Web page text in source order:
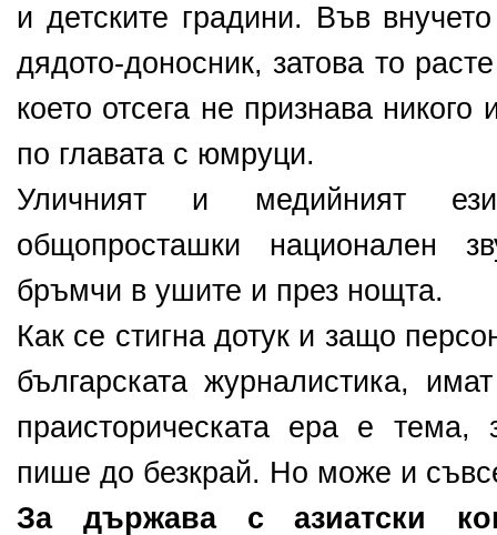
и детските градини. Във
дядото-доносник, затова то
което отсега не признава никого
по главата с юмруци.
Уличният и медийният
общопросташки национален
бръмчи в ушите и през нощта.
Как се стигна дотук и защо
българската журналистика,
праисторическата ера е
пише до безкрай. Но може и
За държава с азиатски